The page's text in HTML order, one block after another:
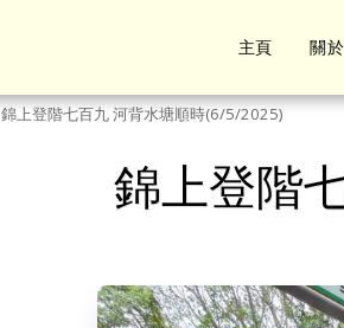
主頁 關於
錦上登階七百九 河背水塘順時(6/5/2025)
錦上登階